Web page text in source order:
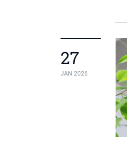
27
JAN 2026